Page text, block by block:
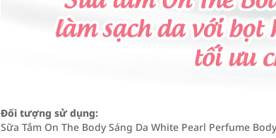
Đối tượng sử dụng:
Sữa Tắm On The Body Sáng Da White Pearl Perfume